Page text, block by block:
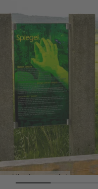
"Waldbaden"
Zusätzlich gibt
Infopunkte über
die Menschen.
Der gesamte
3,0 km, kann
auf 2,1 km bzw.